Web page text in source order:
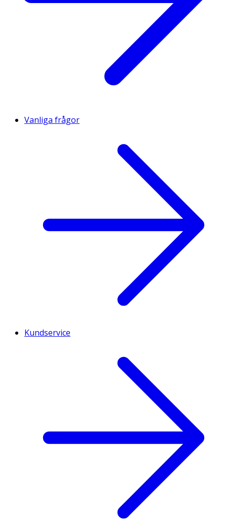
Vanliga frågor
Kundservice